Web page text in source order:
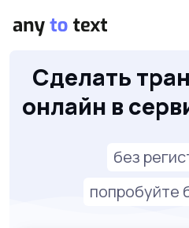
Сделать
онлайн в
без
попробуйте